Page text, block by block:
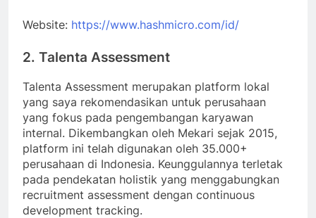
Website: https://www.hashmicro.com/id/
2. Talenta Assessment
Talenta Assessment merupakan platform lokal
yang saya rekomendasikan untuk perusahaan
yang fokus pada pengembangan karyawan
internal. Dikembangkan oleh Mekari sejak 2015,
platform ini telah digunakan oleh 35.000+
perusahaan di Indonesia. Keunggulannya terletak
pada pendekatan holistik yang menggabungkan
recruitment assessment dengan continuous
development tracking.